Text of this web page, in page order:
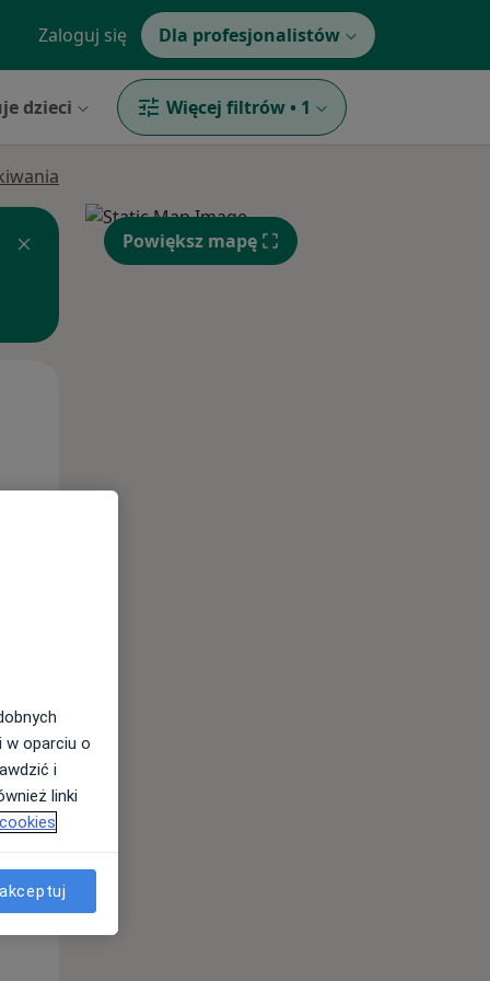
Zaloguj się Dla profesjonalistów
dzieci Więcej filtrów • 1
Wt,
11 Sie
Powiększ mapę
w oparciu o
i
linki